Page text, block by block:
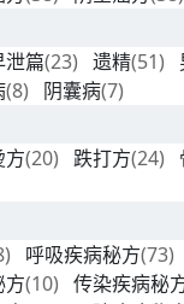
泄篇(23) 遗精(51)
(8) 阴囊病(7)
方(20) 跌打方(24)
呼吸疾病秘方(73)
方(10) 传染疾病秘